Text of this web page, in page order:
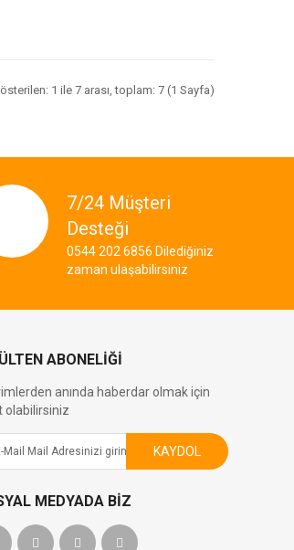
1 ile 7 arası, toplam: 7 (1 Sayfa)
7/24 Müşteri
Desteği
0544 202 6856 Dilediğiniz
zaman ulaşabilirsiniz
ABONELIĞI
anında haberdar olmak için
olabilirsiniz
KAYDOL
MEDYADA BIZ